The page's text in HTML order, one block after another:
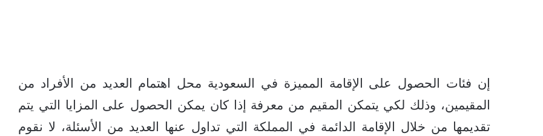
إن فئات الحصول على الإقامة المميزة في السعودية محل اهتمام العديد من الأفراد من
المقيمين، وذلك لكي يتمكن المقيم من معرفة إذا كان يمكن الحصول على المزايا التي يتم
تقديمها من خلال الإقامة الدائمة في المملكة التي تداول عنها العديد من الأسئلة، لا نقوم